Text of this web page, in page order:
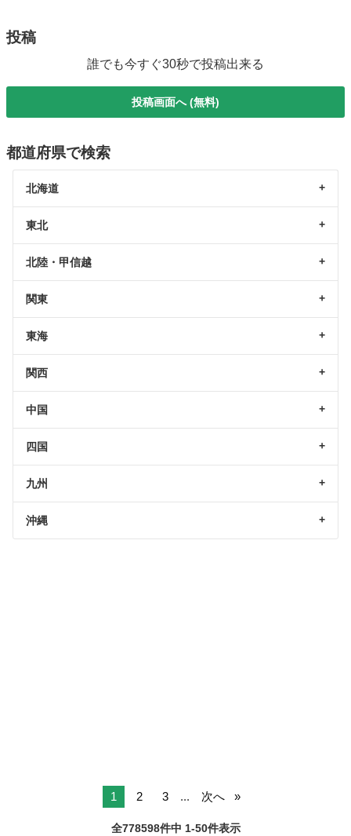
投稿
誰でも今すぐ30秒で投稿出来る
投稿画面へ (無料)
都道府県で検索
北海道
東北
北陸・甲信越
関東
東海
関西
中国
四国
九州
沖縄
1 2 3 ... 次へ
全778598件中 1-50件表示